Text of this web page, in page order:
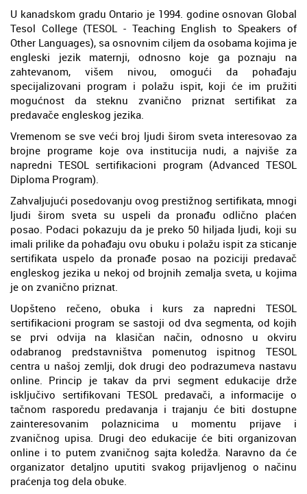
U kanadskom gradu Ontario je 1994. godine osnovan Global
Tesol College (TESOL - Teaching English to Speakers of
Other Languages), sa osnovnim ciljem da osobama kojima je
engleski jezik maternji, odnosno koje ga poznaju na
zahtevanom, višem nivou, omogući da pohađaju
specijalizovani program i polažu ispit, koji će im pružiti
mogućnost da steknu zvanično priznat sertifikat za
predavače engleskog jezika.
Vremenom se sve veći broj ljudi širom sveta interesovao za
brojne programe koje ova institucija nudi, a najviše za
napredni TESOL sertifikacioni program (Advanced TESOL
Diploma Program).
Zahvaljujući posedovanju ovog prestižnog sertifikata, mnogi
ljudi širom sveta su uspeli da pronađu odlično plaćen
posao. Podaci pokazuju da je preko 50 hiljada ljudi, koji su
imali prilike da pohađaju ovu obuku i polažu ispit za sticanje
sertifikata uspelo da pronađe posao na poziciji predavač
engleskog jezika u nekoj od brojnih zemalja sveta, u kojima
je on zvanično priznat.
Uopšteno rečeno, obuka i kurs za napredni TESOL
sertifikacioni program se sastoji od dva segmenta, od kojih
se prvi odvija na klasičan način, odnosno u okviru
odabranog predstavništva pomenutog ispitnog TESOL
centra u našoj zemlji, dok drugi deo podrazumeva nastavu
online. Princip je takav da prvi segment edukacije drže
isključivo sertifikovani TESOL predavači, a informacije o
tačnom rasporedu predavanja i trajanju će biti dostupne
zainteresovanim polaznicima u momentu prijave i
zvaničnog upisa. Drugi deo edukacije će biti organizovan
online i to putem zvaničnog sajta koledža. Naravno da će
organizator detaljno uputiti svakog prijavljenog o načinu
praćenja tog dela obuke.